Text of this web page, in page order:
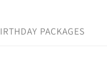
PACKAGES